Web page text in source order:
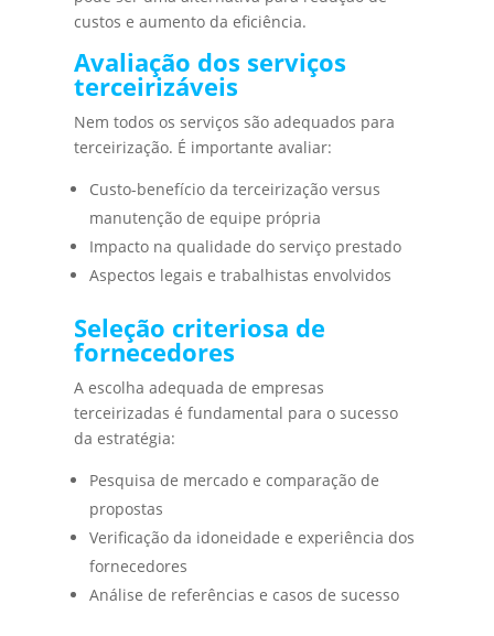
custos e aumento da eficiência.
Avaliação dos serviços
terceirizáveis
Nem todos os serviços são adequados para
terceirização. É importante avaliar:
Custo-benefício da terceirização versus
manutenção de equipe própria
Impacto na qualidade do serviço prestado
Aspectos legais e trabalhistas envolvidos
Seleção criteriosa de
fornecedores
A escolha adequada de empresas
terceirizadas é fundamental para o sucesso
da estratégia:
Pesquisa de mercado e comparação de
propostas
Verificação da idoneidade e experiência dos
fornecedores
Análise de referências e casos de sucesso